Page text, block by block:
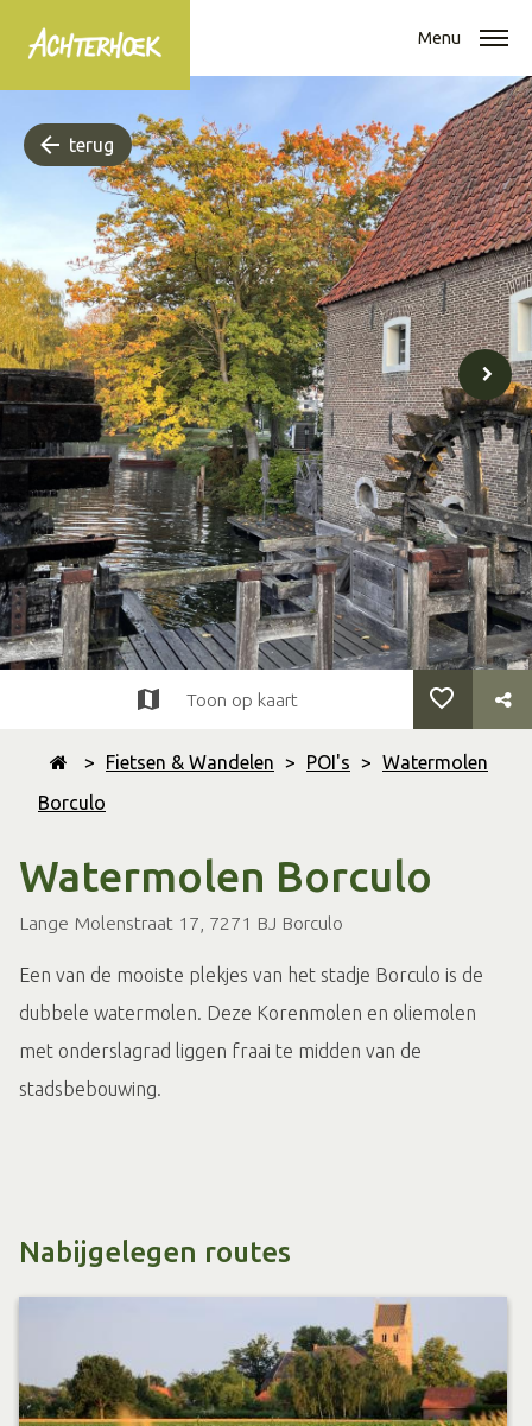
Menu
terug
> Fietsen & Wandelen > POI's > Watermolen
Borculo
Watermolen Borculo
Lange Molenstraat 17, 7271 BJ Borculo
Toon op kaart
Een van de mooiste plekjes van het stadje Borculo is de
dubbele watermolen. Deze Korenmolen en oliemolen
met onderslagrad liggen fraai te midden van de
stadsbebouwing.
Nabijgelegen routes